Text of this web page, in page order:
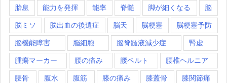
胎息 能力を発揮 能率 脊髄 脚が細くなる 脳
脳ミソ 脳出血の後遺症 脳天 脳梗塞 脳梗塞予防
脳機能障害 脳細胞 脳脊髄液減少症 腎虚
腫瘍マーカー 腰の痛み 腰ベルト 腰椎ヘルニア
腰骨 腹水 腹筋 膝の痛み 膝蓋骨 膝関節痛